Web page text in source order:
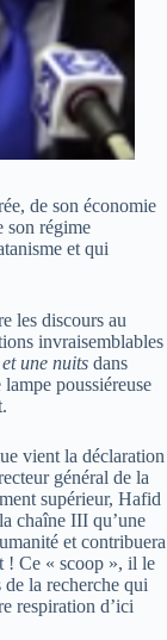
de son économie
son régime
et qui
les discours au
invraisemblables
une nuits dans
poussiéreuse
vient la déclaration
général de la
supérieur, Hafid
chaîne III qu’une
et contribuera
! Ce « scoop », il le
la recherche qui
respiration d’ici